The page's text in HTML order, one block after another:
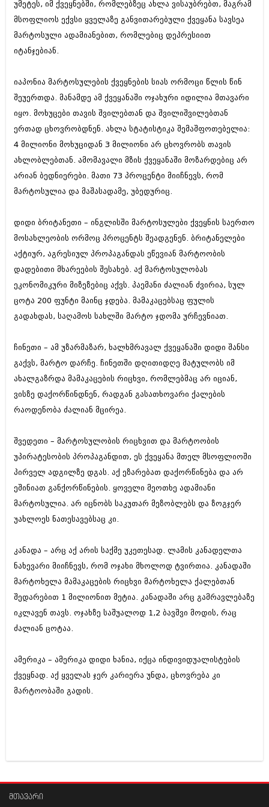
კულინარია
ავტორჩევები
ბელადები
ბიზნესსიახლეები
გვარები
იუმორი
კალეიდოსკოპი
ჰოროსკოპი და შეუცნობელი
რომანი და დეტექტივი
სახალისო ამბები
შოუბიზნესი
დაიჯესტი
ქალი და მამაკაცი
ისტორია
სხვადასხვა
ანონსი
აგვისტო 2018 (162)
ივლისი 2018 (223)
მაისი 2018 (211)
აპრილი 2018 (194)
მარტი 2018 (256)
თებერვალი 2018 (208)
იანვარი 2018 (215)
ნოემბერი 2017 (212)
ოქტომბერი 2017 (231)
აგვისტო 2017 (212)
ივლისი 2017 (233)
ივნისი 2017 (265)
აპრილი 2017 (220)
თებერვალი 2017 (205)
იანვარი 2017 (246)
დეკემბერი 2016 (207)
ნოემბერი 2016 (207)
ბიზნესსიახლეები
გვარები
თემიდას სასწორი
იუმორი
კალეიდოსკოპი
ჰოროსკოპი და შეუცნობელი
კრიმინალი
რომანი და დეტექტივი
სახალისო ამბები
შოუბიზნესი
დაიჯესტი
ქალი და მამაკაცი
ისტორია
სხვადასხვა
არქივი
ნოემბერი 2020 (103)
სექტემბერი 2020 (204)
ივლისი 2020 (204)
არქივის ზომის ნახვა
უმეტეს, იმ ქვეყნებში, რომლებზეც ახლა ვისაუბრებთ, მაგრამ
მსოფლიოს ექვსი ყველაზე განვითარებული ქვეყანა სავსეა
მარტოსული ადამიანებით, რომლებიც დეპრესიით
იტანჯებიან.
იაპონია მარტოსულების ქვეყნების სიას ორმოცი წლის წინ
შეუერთდა. მანამდე ამ ქვეყანაში ოჯახური იდილია მთავარი
იყო. მოხუცები თავის შვილებთან და შვილიშვილებთან
ერთად ცხოვრობდნენ. ახლა სტატისტიკა შემაშფოთებელია:
4 მილიონი მოხუციდან 3 მილიონი არ ცხოვრობს თავის
ახლობლებთან. ამომავალი მზის ქვეყანაში მოზარდებიც არ
არიან ბედნიერები. მათი 73 პროცენტი მიიჩნევს, რომ
მარტოსულია და მაშასადამე, უბედურიც.
დიდი ბრიტანეთი – ინგლისში მარტოსულები ქვეყნის საერთო
მოსახლეობის ორმოც პროცენტს შეადგენენ. ბრიტანელები
აქტიურ, აგრესიულ პროპაგანდას ეწევიან მარტოობის
დადებითი მხარეების შესახებ. აქ მარტოსულობას
ეკონომიკური მიზეზებიც აქვს. პაემანი ძალიან ძვირია, სულ
ცოტა 200 ფუნტი მაინც ჯდება. მამაკაცებსაც ფულის
გადახდას, საღამოს სახლში მარტო ჯდომა ურჩევნიათ.
ჩინეთი – ამ უზარმაზარ, ხალხმრავალ ქვეყანაში დიდი შანსი
გაქვს, მარტო დარჩე. ჩინეთში დღითიდღე მატულობს იმ
ახალგაზრდა მამაკაცების რიცხვი, რომლებმაც არ იციან,
ვისზე დაქორწინდნენ, რადგან გასათხოვარი ქალების
რაოდენობა ძალიან მცირეა.
შვედეთი – მარტოსულობის რიცხვით და მარტოობის
უპირატესობის პროპაგანდით, ეს ქვეყანა მთელ მსოფლიოში
პირველ ადგილზე დგას. აქ ეზარებათ დაქორწინება და არ
ეშინიათ განქორწინების. ყოველი მეოთხე ადამიანი
მარტოსულია. არ იცნობს საკუთარ მეზობლებს და ზოგჯერ
უახლოეს ნათესავებსაც კი.
კანადა – არც აქ არის საქმე უკეთესად. ლამის კანადელთა
ნახევარი მიიჩნევს, რომ ოჯახი მხოლოდ ტვირთია. კანადაში
მარტოხელა მამაკაცების რიცხვი მარტოხელა ქალებთან
შედარებით 1 მილიონით მეტია. კანადაში არც გამრავლებაზე
იკლავენ თავს. ოჯახზე საშუალოდ 1,2 ბავშვი მოდის, რაც
ძალიან ცოტაა.
ამერიკა – ამერიკა დიდი ხანია, იქცა ინდივიდუალისტების
ქვეყნად. აქ ყველას ჯერ კარიერა უნდა, ცხოვრება კი
მარტოობაში გადის.
მთავარი